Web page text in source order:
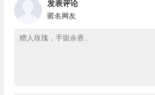
发表评论
匿名网友